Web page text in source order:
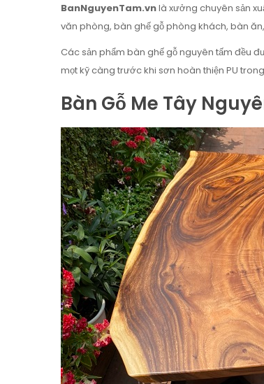
BanNguyenTam.vnlà xưởng chuyên sản
văn phòng, bàn ghế gỗ phòng khách, bàn
Các sản phẩm bàn ghế gỗ nguyên tấm đều
mọt kỹ càng trước khi sơn hoàn thiện PU
Bàn Gỗ Me Tây